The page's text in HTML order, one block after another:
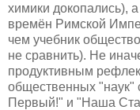
химики докопались),
времён Римской
чем учебник
не сравнить). Не
продуктивным
общественных
Первый!" и "Наша